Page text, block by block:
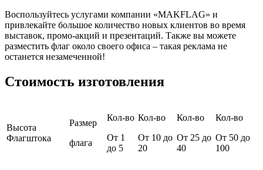
Воспользуйтесь услугами компании «MAKFLAG» и
привлекайте большое количество новых клиентов во время
выставок, промо-акций и презентаций. Также вы можете
разместить флаг около своего офиса – такая реклама не
останется незамеченной!
Стоимость изготовления
Высота
Флагштока
Размер
флага
Кол-во
От 1
до 5
Кол-во
От 10 до
20
Кол-во
От 25 до
40
Кол-во
От 50 до
100